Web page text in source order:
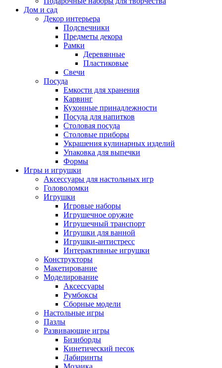
Дом и сад
Декор интерьера
Подсвечники
Предметы декора
Рамки
Деревянные
Пластиковые
Свечи
Посуда
Емкости для хранения
Карвинг
Кухонные принадлежности
Посуда для напитков
Столовая посуда
Столовые приборы
Украшения кулинарных изделий
Упаковка для выпечки
Формы
Игры и игрушки
Аксессуары для настольных игр
Головоломки
Игрушки
Игровые наборы
Игрушечное оружие
Игрушечный транспорт
Игрушки для ванной
Игрушки-антистресс
Интерактивные игрушки
Конструкторы
Макетирование
Моделирование
Аксессуары
Румбоксы
Сборные модели
Настольные игры
Пазлы
Развивающие игры
Бизиборды
Кинетический песок
Лабиринты
Мозаика